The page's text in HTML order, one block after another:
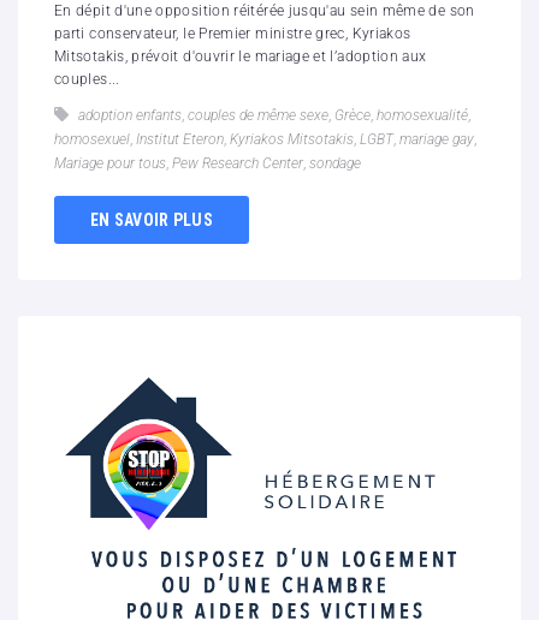
En dépit d'une opposition réitérée jusqu'au sein même de son
parti conservateur, le Premier ministre grec, Kyriakos
Mitsotakis, prévoit d'ouvrir le mariage et l’adoption aux
couples...
adoption enfants, couples de même sexe, Grèce, homosexualité,
homosexuel, Institut Eteron, Kyriakos Mitsotakis, LGBT, mariage gay,
Mariage pour tous, Pew Research Center, sondage
EN SAVOIR PLUS